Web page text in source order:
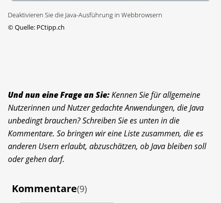
Deaktivieren Sie die Java-Ausführung in Webbrowsern
©Quelle: PCtipp.ch
Und nun eine Frage an Sie:Kennen Sie für allgemeine
Nutzerinnen und Nutzer gedachte Anwendungen, die Java
unbedingt brauchen? Schreiben Sie es unten in die
Kommentare. So bringen wir eine Liste zusammen, die es
anderen Usern erlaubt, abzuschätzen, ob Java bleiben soll
oder gehen darf.
Kommentare(9)